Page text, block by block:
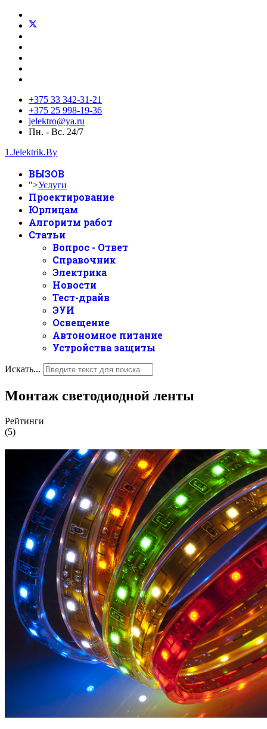
+375 33 342-31-21
+375 25 998-19-36
jelektro@ya.ru
Пн. - Вс. 24/7
1.Jelektrik.By
ВЫЗОВ
">Услуги
Проектирование
Юрлицам
Алгоритм работ
Статьи
Вопрос - Ответ
Справочник
Электрика
Новости
Тест-драйв
ЭУИ
Освещение
Автономное питание
Устройства защиты
Искать...
Монтаж светодиодной ленты
Рейтинги
(5)